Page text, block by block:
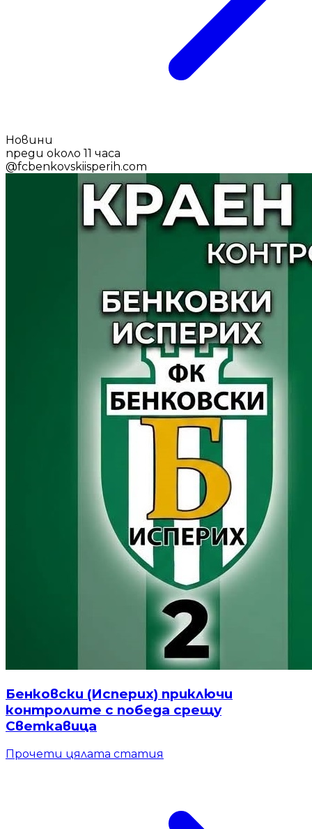
Новини
преди около 11 часа
@fcbenkovskiisperih.com
Бенковски (Исперих) приключи
контролите с победа срещу
Светкавица
Прочети цялата статия